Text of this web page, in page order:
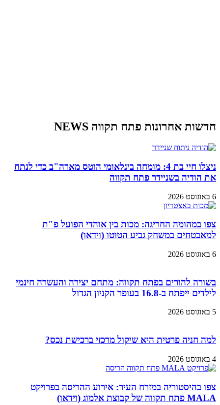
חדשות אחרונות פתח תקווה NEWS
ניצלו חיי בת 4: מומחה בינלאומי הוטס מארה"ב כדי לנתח
את הודיה בשניידר פתח תקווה
6 באוגוסט 2026
צפו במהומה החריגה: מכות בין אוהדי הפועל פ"ת
למאבטחים במשחק גביע הטוטו (וידאו)
6 באוגוסט 2026
בשורה להורים בפתח תקווה: מתחם יצירה והעשרה חינמי
לילדים ייפתח ב-16.8 בעופר הקניון הגדול
5 באוגוסט 2026
למה חניה פרטית היא שיקול מרכזי ברכישת נכס?
4 באוגוסט 2026
צפו בהיסטוריה במזרח העיר: אירוע ההריסה בפרויקט
MALA פתח תקווה של קבוצת אלמוג (וידאו)